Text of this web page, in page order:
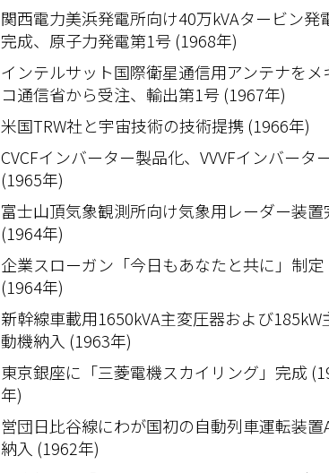
関西電力美浜発電所向け40万kVAタービン発
完成、原子力発電第1号 (1968年)
インテルサット国際衛星通信用アンテナをメ
コ通信省から受注、輸出第1号 (1967年)
米国TRW社と宇宙技術の技術提携 (1966年)
CVCFインバーター製品化、VVVFインバータ
(1965年)
富士山頂気象観測所向け気象用レーダー装置
(1964年)
企業スローガン「今日もあなたと共に」制定
(1964年)
新幹線車載用1650kVA主変圧器および185kW
動機納入 (1963年)
東京銀座に「三菱電機スカイリング」完成
年)
営団日比谷線にわが国初の自動列車運転装置
納入 (1962年)